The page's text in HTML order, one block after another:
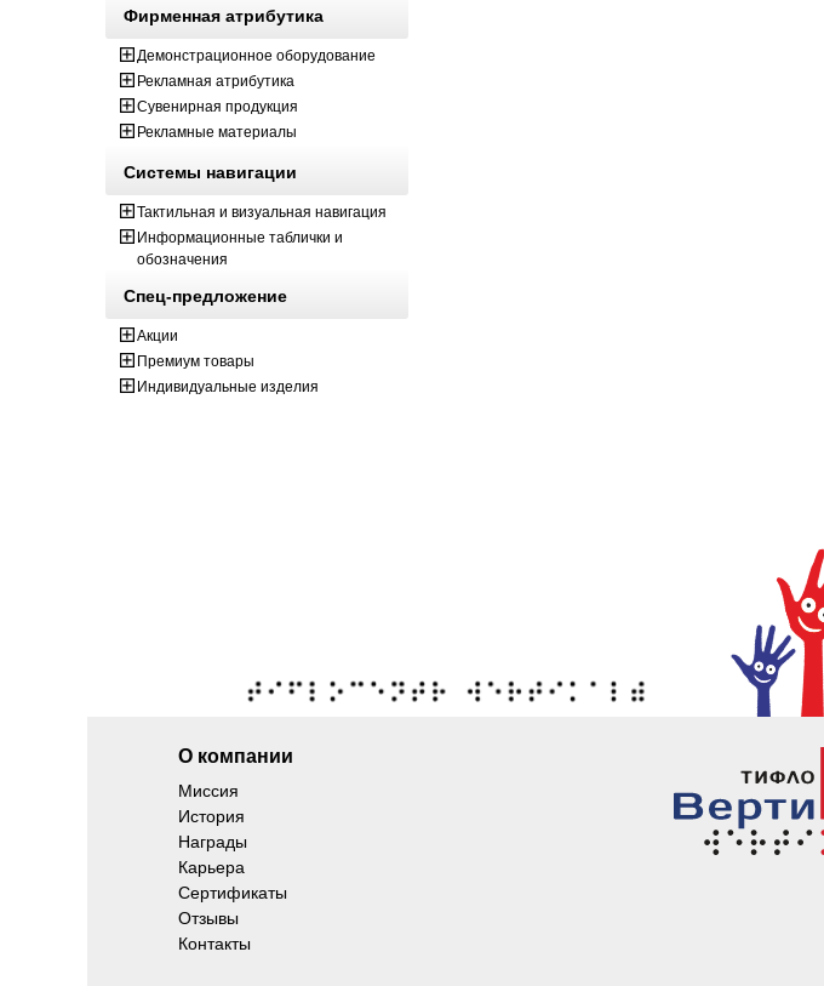
Фирменная атрибутика
Демонстрационное оборудование
Рекламная атрибутика
Сувенирная продукция
Рекламные материалы
Системы навигации
Тактильная и визуальная навигация
Информационные таблички и
обозначения
Спец-предложение
Акции
Премиум товары
Индивидуальные изделия
О компании
Миссия
История
Награды
Карьера
Сертификаты
Отзывы
Контакты